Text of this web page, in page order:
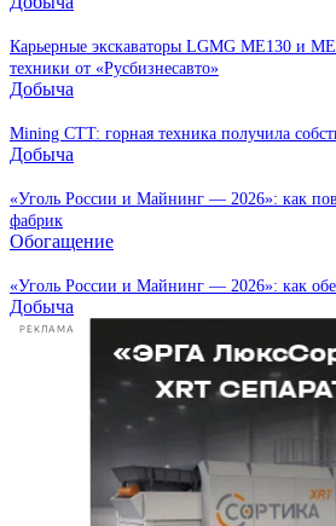
Карьерные экскаваторы LGMG ME130 и
техники от «Русбизнесавто»
Добыча
Mining CTT: горная техника получила
Добыча
«Уголь России и Майнинг — 2026»: как
фабрик
Обогащение
«Уголь России и Майнинг — 2026»: как
Добыча
РЕКЛАМА